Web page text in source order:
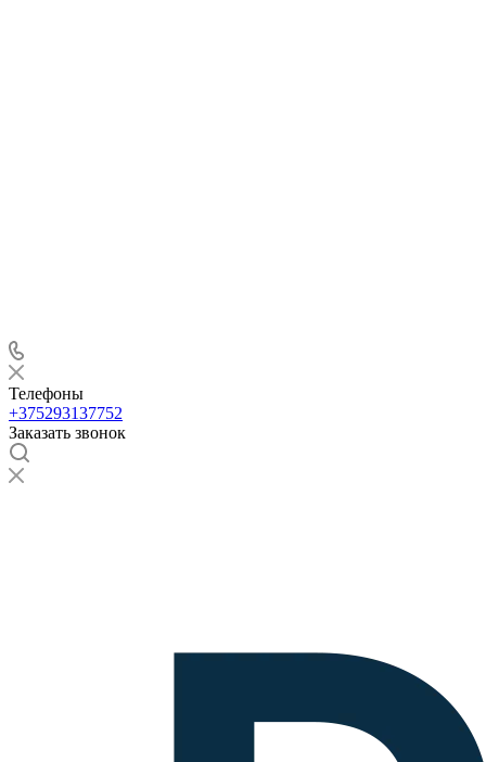
Телефоны
+375293137752
Заказать звонок